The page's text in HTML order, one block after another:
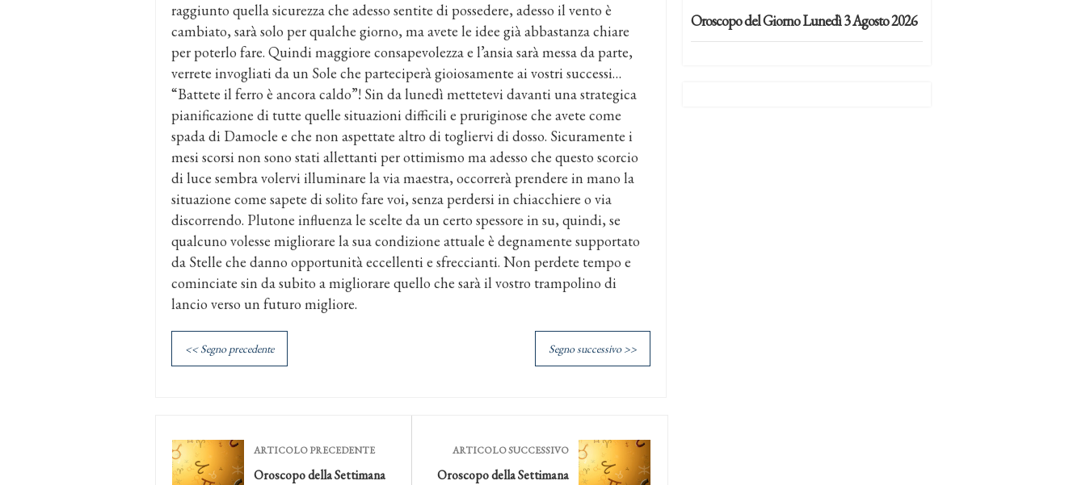
raggiunto quella sicurezza che adesso sentite di possedere, adesso il vento è
cambiato, sarà solo per qualche giorno, ma avete le idee già abbastanza chiare
per poterlo fare. Quindi maggiore consapevolezza e l’ansia sarà messa da parte,
verrete invogliati da un Sole che parteciperà gioiosamente ai vostri successi…
“Battete il ferro è ancora caldo”! Sin da lunedì mettetevi davanti una strategica
pianificazione di tutte quelle situazioni difficili e pruriginose che avete come
spada di Damocle e che non aspettate altro di togliervi di dosso. Sicuramente i
mesi scorsi non sono stati allettanti per ottimismo ma adesso che questo scorcio
di luce sembra volervi illuminare la via maestra, occorrerà prendere in mano la
situazione come sapete di solito fare voi, senza perdersi in chiacchiere o via
discorrendo. Plutone influenza le scelte da un certo spessore in su, quindi, se
qualcuno volesse migliorare la sua condizione attuale è degnamente supportato
da Stelle che danno opportunità eccellenti e sfreccianti. Non perdete tempo e
cominciate sin da subito a migliorare quello che sarà il vostro trampolino di
lancio verso un futuro migliore.
<< Segno precedente Segno successivo >>
ARTICOLO PRECEDENTE
Oroscopo della Settimana
ARTICOLO SUCCESSIVO
Oroscopo della Settimana
Oroscopo del Giorno Lunedì 3 Agosto 2026